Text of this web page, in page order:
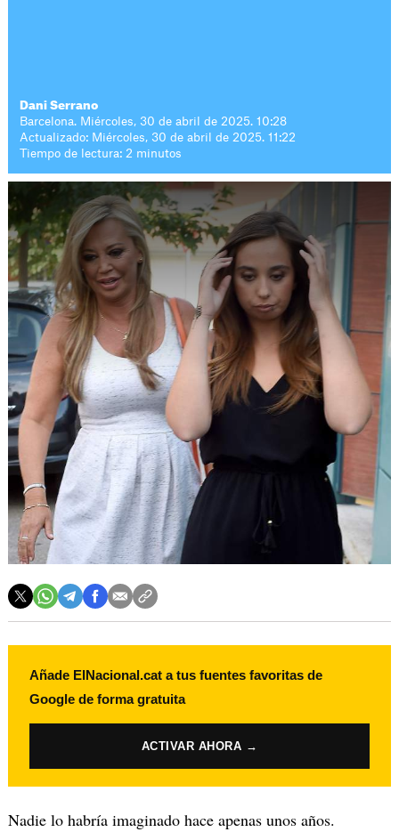
Dani Serrano
Barcelona. Miércoles, 30 de abril de 2025. 10:28
Actualizado: Miércoles, 30 de abril de 2025. 11:22
Tiempo de lectura: 2 minutos
Añade ElNacional.cat a tus fuentes favoritas de
Google de forma gratuita
ACTIVAR AHORA →
Nadie lo habría imaginado hace apenas unos años.